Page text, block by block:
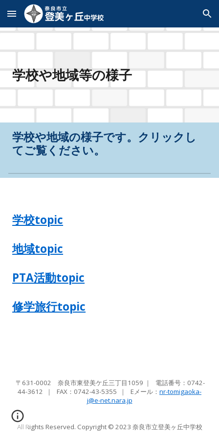
Skip to main content Skip to navigation
学校や地域等の様子
学校や地域の様子です。クリックし
てご覧ください。
学校topic
地域topic
PTA活動topic
修学旅行topic
〒631-0002 奈良市東登美ケ丘三丁目1059 ｜ 電話番号：0742-
44-3612 ｜ FAX：0742-43-5355 ｜ Eメール ： nr-tomigaoka-
j@e-net.nara.jp
All Rights Reserved. Copyright © 2023 奈良市立登美ヶ丘中学校